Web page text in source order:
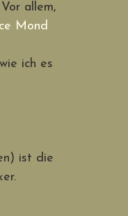
allem,
Mond
ich es
ist die